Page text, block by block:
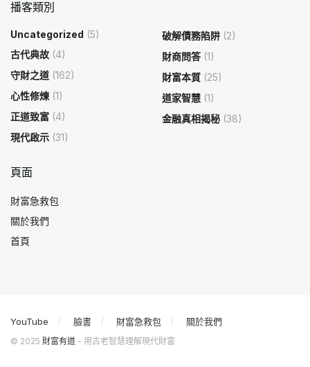
播客類別
Uncategorized (5)
古代典故 (4)
守財之道 (162)
心性修煉 (1)
正道致富 (4)
現代啟示 (31)
破解債務陷阱 (2)
財商問答(1)
財富本質 (25)
道家智慧 (1)
金融真相揭秘 (38)
頁面
財富急救包
關於我們
首頁
YouTube 臉書 財富急救包 關於我們
© 2025 財富有道 - 用古老智慧理解現代財富